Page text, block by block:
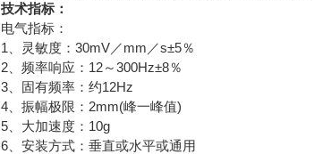
技术指标：
电气指标：
1、灵敏度：30mV／mm／s±5％
2、频率响应：12～300Hz±8％
3、固有频率：约12Hz
4、振幅极限：2mm(峰一峰值)
5、大加速度：10g
6、安装方式：垂直或水平或通用